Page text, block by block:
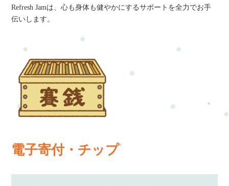
Refresh Jamは、心も身体も健やかにするサポートを全力でお手
伝いします。
電子寄付・チップ